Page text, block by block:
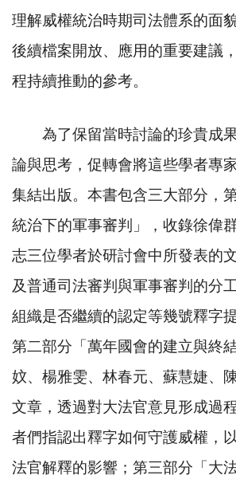
理解威權統治時期司法體系的面
後續檔案開放、應用的重要建議
程持續推動的參考。
為了保留當時討論的珍貴成
論與思考，促轉會將這些學者專
集結出版。本書包含三大部分，
統治下的軍事審判」，收錄徐偉
志三位學者於研討會中所發表的
及普通司法審判與軍事審判的分
組織是否繼續的認定等幾號釋字
第二部分「萬年國會的建立與終
妏、楊雅雯、林春元、蘇慧婕、
文章，透過對大法官意見形成過
者們指認出釋字如何守護威權，
法官解釋的影響；第三部分「大